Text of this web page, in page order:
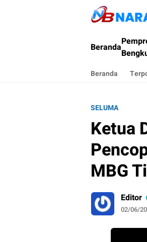
Narasi Berita
Beranda
Beranda
SELUMA
Ketua
MBG
Editor
02/06/